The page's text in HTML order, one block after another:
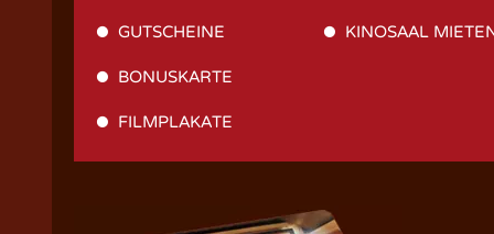
GUTSCHEINE
BONUSKARTE
FILMPLAKATE
KINOSAAL